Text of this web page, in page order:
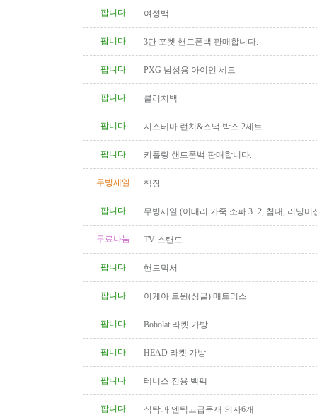
팝니다 여성백
팝니다 3단 포켓 핸드폰백 판매합니다.
팝니다 PXG 남성용 아이언 세트
팝니다 클러치백
팝니다 시스테마 런치&스낵 박스 2세트
팝니다 키플링 핸드폰백 판매합니다.
무빙세일 책장
팝니다 무빙세일 (이태리 가죽 소파 3+2, 침대, 러닝머
무료나눔 TV 스탠드
팝니다 핸드믹서
팝니다 이케아 트윈(싱글) 매트리스
팝니다 Bobolat 라켓 가방
팝니다 HEAD 라켓 가방
팝니다 테니스 전용 백팩
팝니다 식탁과 엔틱고급목재 의자6개